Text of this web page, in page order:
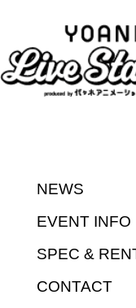
NEWS
EVENT INFO
SPEC &
CONTACT